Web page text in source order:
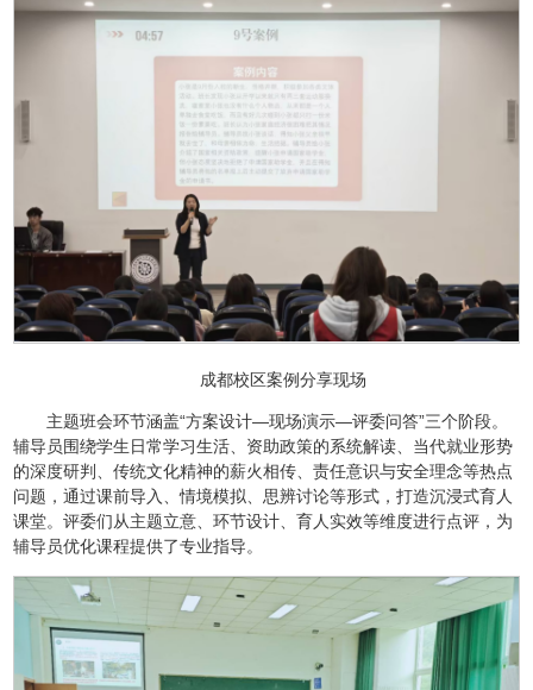
成都校区案例分享现场
主题班会环节涵盖“方案设计—现场演示—评委问答”三个阶段。
辅导员围绕学生日常学习生活、资助政策的系统解读、当代就业形势
的深度研判、传统文化精神的薪火相传、责任意识与安全理念等热点
问题，通过课前导入、情境模拟、思辨讨论等形式，打造沉浸式育人
课堂。评委们从主题立意、环节设计、育人实效等维度进行点评，为
辅导员优化课程提供了专业指导。